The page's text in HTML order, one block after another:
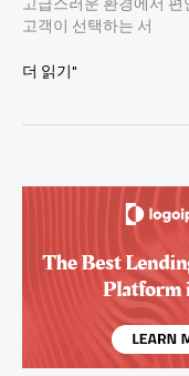
고객이 선택하는 서
서
가
더 읽기"